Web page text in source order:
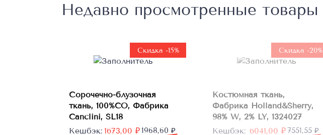
Недавно просмотренные товары
корзину
Скидка -15%
Сорочечно-блузочная
ткань, 100%CO, Фабрика
Canclini, SL18
1968,60 ₽
Первоначальная
1673,00 ₽
Текущая
Кешбэк:
наличииСкидка -20%
Костюмная ткань,
Фабрика Holland&Sherry,
98% W, 2% LY, 1324027
7551,55 ₽
Первоначальная
6041,00 ₽
Текущая
Кешбэк: